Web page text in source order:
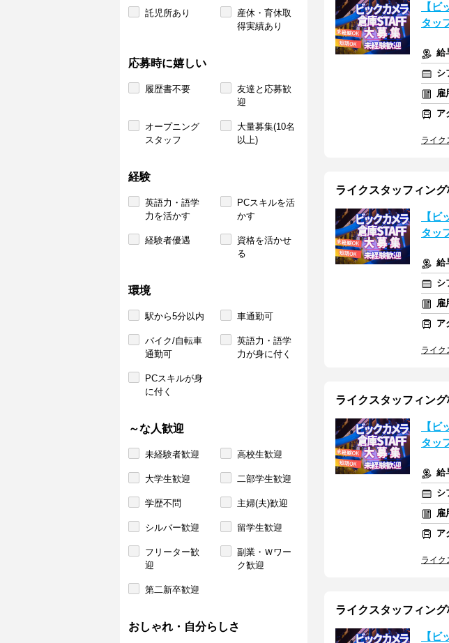
託児所あり
産休・育休取
得実績あり
応募時に嬉しい
履歴書不要
友達と応募歓
迎
オープニング
スタッフ
大量募集(10名
以上)
経験
英語力・語学
力を活かす
PCスキルを活
かす
経験者優遇
資格を活かせ
る
環境
駅から5分以内 車通勤可
バイク/自転車
通勤可
英語力・語学
力が身に付く
PCスキルが身
に付く
～な人歓迎
未経験者歓迎 高校生歓迎
大学生歓迎 二部学生歓迎
学歴不問 主婦(夫)歓迎
シルバー歓迎 留学生歓迎
フリーター歓
迎
副業・Ｗワー
ク歓迎
第二新卒歓迎
おしゃれ・自分らしさ
【
タッ
給
シ
雇
ア
ライク
ライクスタッフィン
【
タッ
給
シ
雇
ア
ライク
ライクスタッフィン
【
タッ
給
シ
雇
ア
ライク
ライクスタッフィン
【